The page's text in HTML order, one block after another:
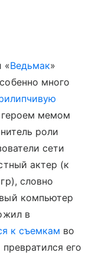
«Ведьмак»
много
мемом
роли
сети
актер (к
словно
компьютер
в
к съемкам во
его